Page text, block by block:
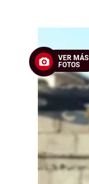
VER MÁS
FOTOS